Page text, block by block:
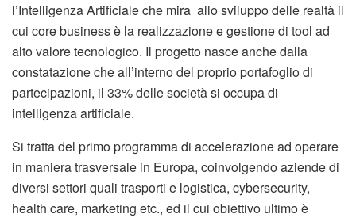
l’Intelligenza Artificiale che mira allo sviluppo delle realtà il
cui core business è la realizzazione e gestione di tool ad
alto valore tecnologico. Il progetto nasce anche dalla
constatazione che all’interno del proprio portafoglio di
partecipazioni, il 33% delle società si occupa di
intelligenza artificiale.
Si tratta del primo programma di accelerazione ad operare
in maniera trasversale in Europa, coinvolgendo aziende di
diversi settori quali trasporti e logistica, cybersecurity,
health care, marketing etc., ed il cui obiettivo ultimo è